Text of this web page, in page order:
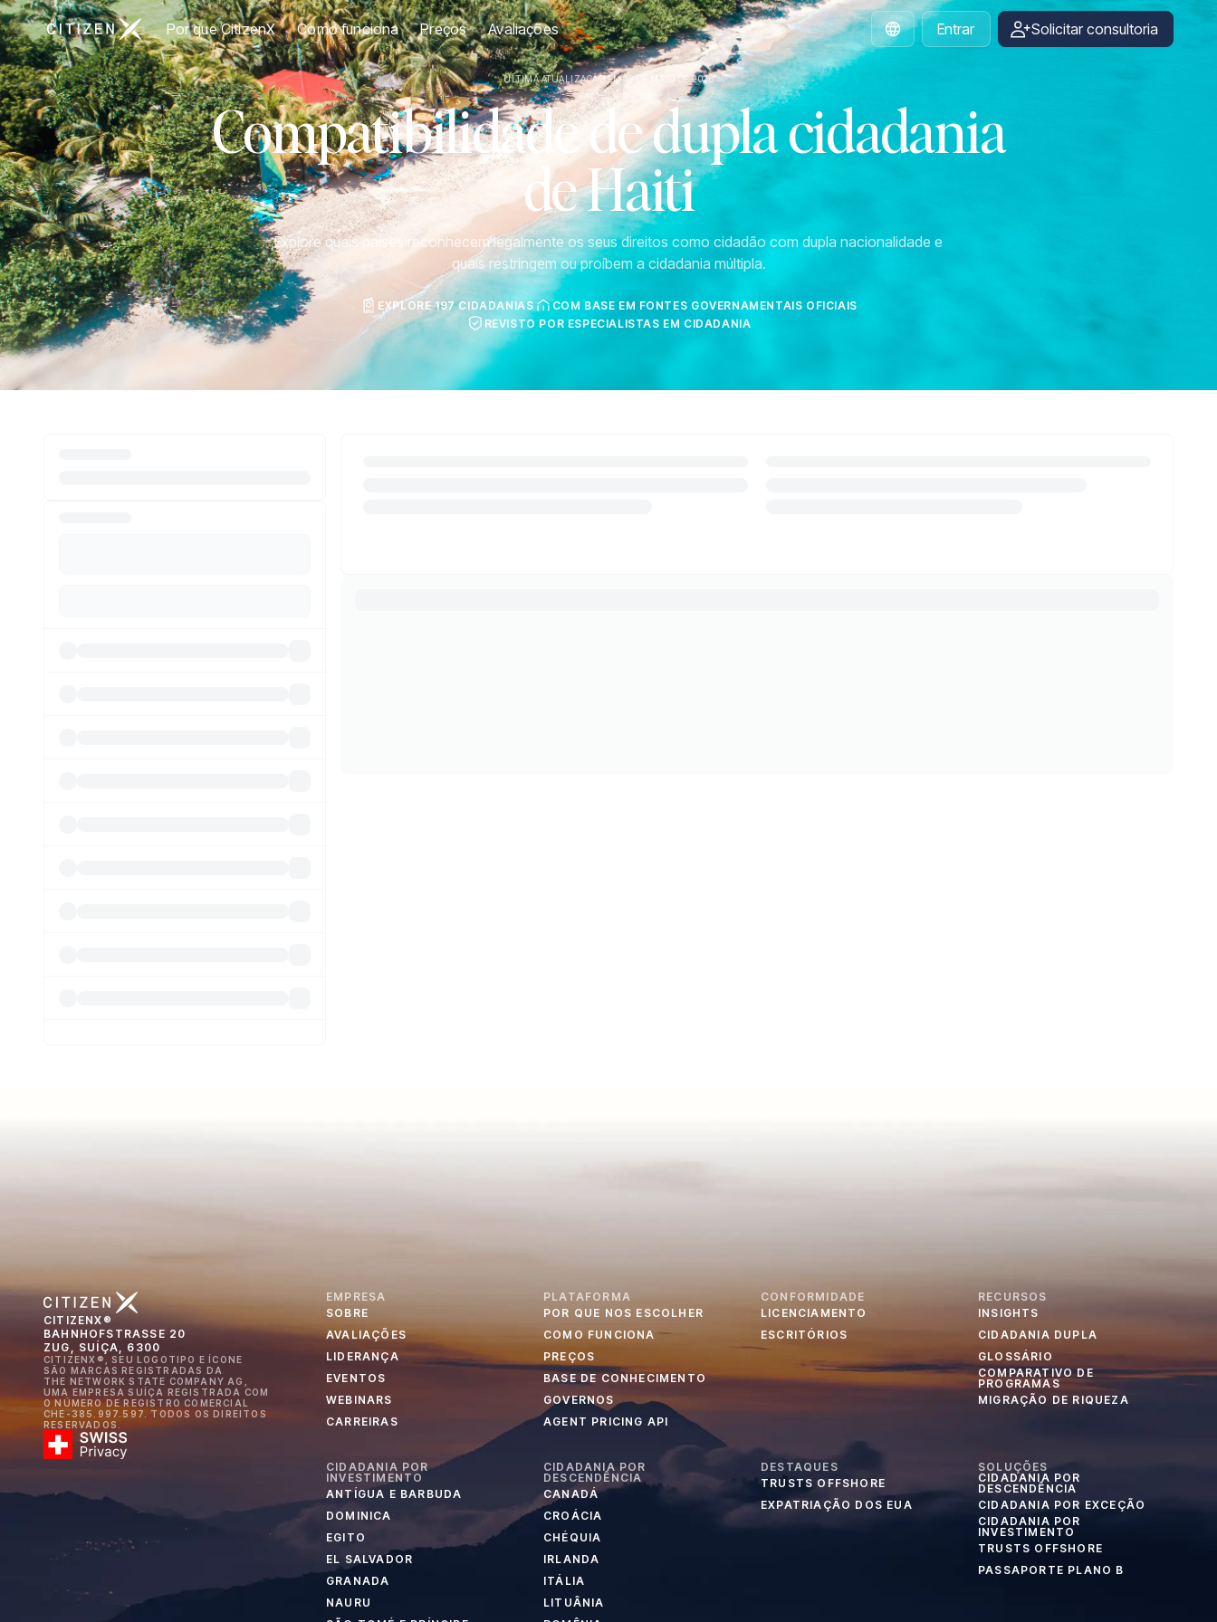
Ir para a página inicial da CitizenX
Por que CitizenX Como funciona Preços Avaliações
Portuguese
Entrar Solicitar consultoria
ÚLTIMA ATUALIZAÇÃO EM 19 DE MAIO DE 2026
Compatibilidade de dupla cidadania
de Haiti
Explore quais países reconhecem legalmente os seus direitos como cidadão com dupla nacionalidade e
quais restringem ou proíbem a cidadania múltipla.
EXPLORE 197 CIDADANIAS
COM BASE EM FONTES GOVERNAMENTAIS OFICIAIS
REVISTO POR ESPECIALISTAS EM CIDADANIA
CITIZENX®
BAHNHOFSTRASSE 20
ZUG, SUÍÇA, 6300
CITIZENX®, SEU LOGOTIPO E ÍCONE
SÃO MARCAS REGISTRADAS DA
THE NETWORK STATE COMPANY AG,
UMA EMPRESA SUÍÇA REGISTRADA COM
O NÚMERO DE REGISTRO COMERCIAL
CHE-385.997.597. TODOS OS DIREITOS
RESERVADOS.
EMPRESA
SOBRE
AVALIAÇÕES
LIDERANÇA
EVENTOS
WEBINARS
CARREIRAS
PLATAFORMA
POR QUE NOS ESCOLHER
COMO FUNCIONA
PREÇOS
BASE DE CONHECIMENTO
GOVERNOS
AGENT PRICING API
CONFORMIDADE
LICENCIAMENTO
ESCRITÓRIOS
RECURSOS
INSIGHTS
CIDADANIA DUPLA
GLOSSÁRIO
COMPARATIVO DE
PROGRAMAS
MIGRAÇÃO DE RIQUEZA
CIDADANIA POR
INVESTIMENTO
ANTÍGUA E BARBUDA
DOMINICA
EGITO
EL SALVADOR
GRANADA
NAURU
CIDADANIA POR
DESCENDÊNCIA
CANADÁ
CROÁCIA
CHÉQUIA
IRLANDA
ITÁLIA
LITUÂNIA
DESTAQUES
TRUSTS OFFSHORE
EXPATRIAÇÃO DOS EUA
SOLUÇÕES
CIDADANIA POR
DESCENDÊNCIA
CIDADANIA POR EXCEÇÃO
CIDADANIA POR
INVESTIMENTO
TRUSTS OFFSHORE
PASSAPORTE PLANO B